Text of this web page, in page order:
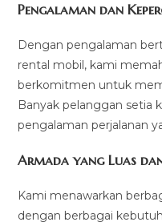
Pengalaman dan
Dengan pengalaman
rental mobil, kami
berkomitmen untuk
Banyak pelanggan setia
pengalaman perjalanan
Armada yang Luas
Kami menawarkan
dengan berbagai